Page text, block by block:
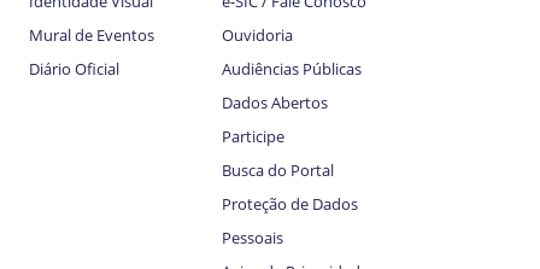
Mural de Eventos
Diário Oficial
Ouvidoria
Audiências Públicas
Dados Abertos
Participe
Busca do Portal
Proteção de Dados
Pessoais